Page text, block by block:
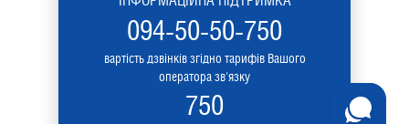
094-50-50-750
вартість дзвінків згідно тарифів Вашого
оператора зв'язку
750